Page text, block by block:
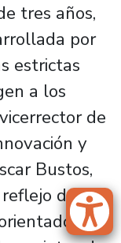
tres años,
por
estrictas
a los
de
y
Bustos,
de un
a